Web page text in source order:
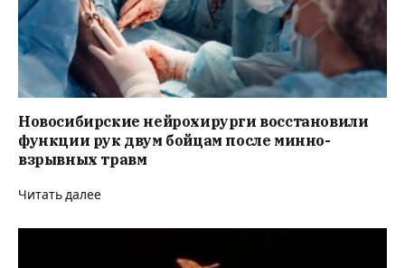
Новосибирские нейрохирурги восстановили
функции рук двум бойцам после минно-
взрывных травм
Читать далее